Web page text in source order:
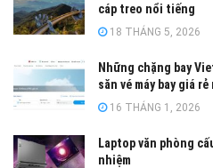
cáp treo nổi tiếng
18 THÁNG 5, 2026
Những chặng bay
săn vé máy bay giá
16 THÁNG 1, 2026
Laptop văn phòng
nhiệm